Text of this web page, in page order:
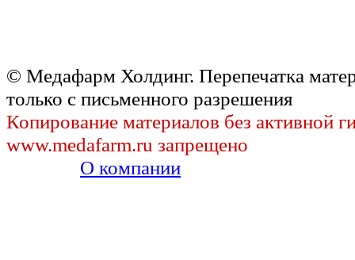
© Медафарм Холдинг. Перепечатка
только с письменного разрешения
Копирование материалов без активной
www.medafarm.ru запрещено
О компании